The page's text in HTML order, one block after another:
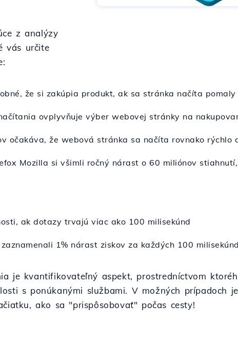
z analýzy
vás určite
že si zakúpia produkt, ak sa stránka načíta pomaly
ovplyvňuje výber webovej stránky na
očakáva, že webová stránka sa načíta rovnako rýchlo
Mozilla si všimli ročný nárast o 60 miliónov
ak dotazy trvajú viac ako 100 milisekúnd
1% nárast ziskov za každých 100
je kvantifikovateľný aspekt, prostredníctvom
s ponúkanými službami. V možných prípadoch
ako sa "prispôsobovať" počas cesty!